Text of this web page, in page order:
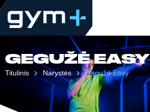
GEGUŽĖ EASY
Titulinis Narystės Gegužė Easy